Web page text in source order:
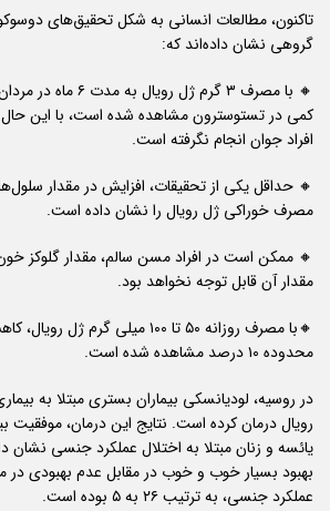
تاکنون، مطالعات انسانی به شکل تحقیق‌های
گروهی نشان داده‌اند که:
🔸 با مصرف ۳ گرم ژل
کمی در تستوسترون مشاهده شده است، با این حال
افراد جوان انجام نگرفته است.
🔸 حداقل یکی از تحقیقات، افزایش در مقدار
مصرف خوراکی ژل رویال را نشان داده است.
🔸 ممکن است در افراد مسن سالم، مقدار گلوکز
مقدار آن قابل توجه نخواهد بود.
🔸با مصرف روزانه ۵۰ تا ۱۰۰ میلی
محدوده ۱۰ درصد مشاهده شده است.
در روسیه، لودیانسکی بیماران بستری مبتلا به
رویال درمان کرده است. نتایج این درمان، موفقیت
یائسه و زنان مبتلا به اختلال عملکرد جنسی نشان
بهبود بسیار خوب و خوب در مقابل عدم بهبودی در
عملکرد جنسی، به ترتیب ۲۶ به ۵ بوده است.